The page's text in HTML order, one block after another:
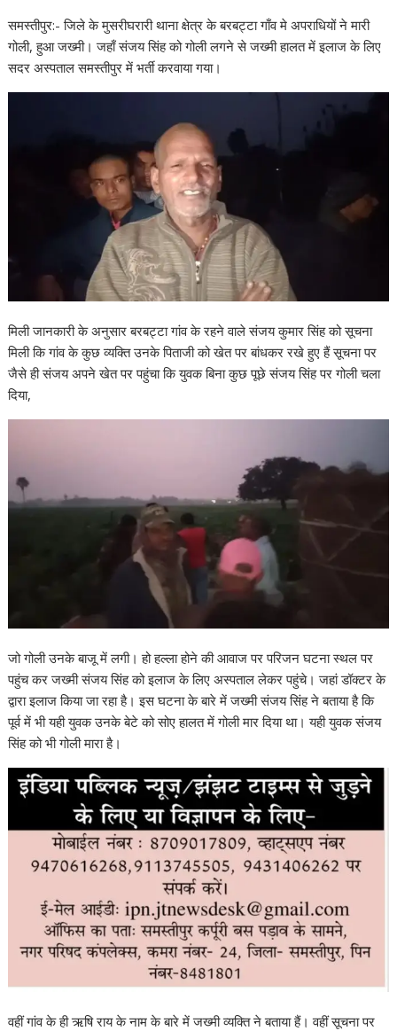
समस्तीपुर:- जिले के मुसरीघरारी थाना क्षेत्र के बरबट्टा गाँव मे अपराधियों ने मारी
गोली, हुआ जख्मी। जहाँ संजय सिंह को गोली लगने से जख्मी हालत में इलाज के लिए
सदर अस्पताल समस्तीपुर में भर्ती करवाया गया।
मिली जानकारी के अनुसार बरबट्टा गांव के रहने वाले संजय कुमार सिंह को सूचना
मिली कि गांव के कुछ व्यक्ति उनके पिताजी को खेत पर बांधकर रखे हुए हैं सूचना पर
जैसे ही संजय अपने खेत पर पहुंचा कि युवक बिना कुछ पूछे संजय सिंह पर गोली चला
दिया,
जो गोली उनके बाजू में लगी। हो हल्ला होने की आवाज पर परिजन घटना स्थल पर
पहुंच कर जख्मी संजय सिंह को इलाज के लिए अस्पताल लेकर पहुंचे। जहां डॉक्टर के
द्वारा इलाज किया जा रहा है। इस घटना के बारे में जख्मी संजय सिंह ने बताया है कि
पूर्व में भी यही युवक उनके बेटे को सोए हालत में गोली मार दिया था। यही युवक संजय
सिंह को भी गोली मारा है।
वहीं गांव के ही ऋषि राय के नाम के बारे में जख्मी व्यक्ति ने बताया हैं। वहीं सूचना पर